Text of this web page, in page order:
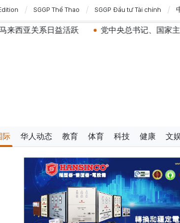
SGGP Thể Thao SGGP Đầu tư Tài chính
益活跃 党中央总书记、国家主席苏林：建
际 华人动态 教育 体育 科技 健康 文